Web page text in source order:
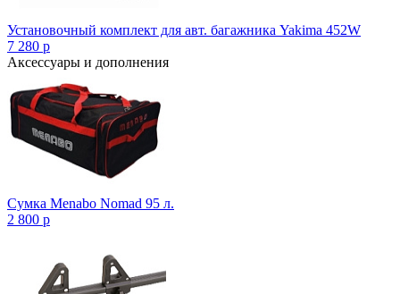
Установочный комплект для авт. багажника Yakima 452W
7 280 p
Аксессуары и дополнения
Сумка Menabo Nomad 95 л.
2 800 p